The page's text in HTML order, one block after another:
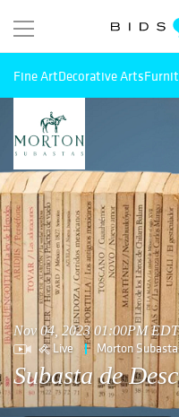
Fine ArtDecorative Arts
Nov 04, 2023 01:00PM EDT
Live Morton
Subasta de